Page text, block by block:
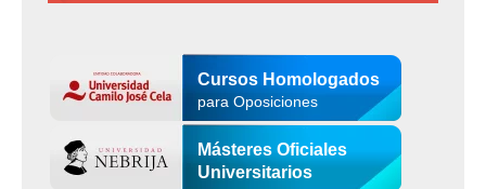
Cursos Homologados
para Oposiciones
Másteres Oficiales
Universitarios